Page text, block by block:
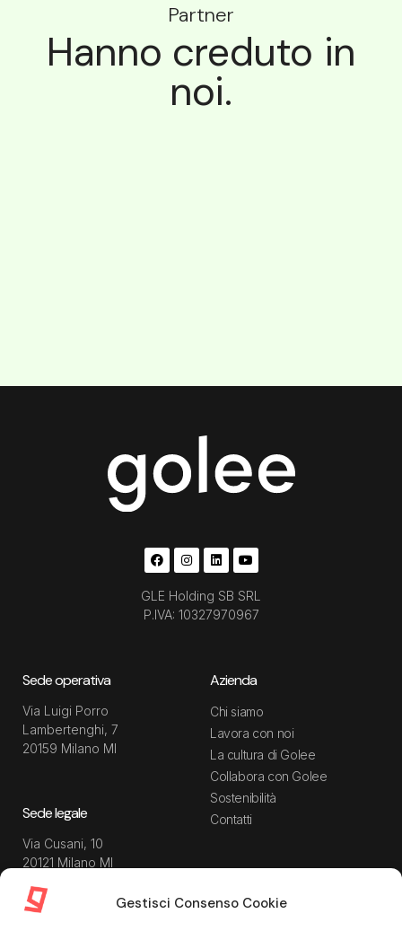
Gestisci Consenso Cookie
Partner
Hanno creduto in
noi.
GLE Holding SB SRL
P.IVA: 10327970967
Sede operativa
Via Luigi Porro
Lambertenghi, 7
20159 Milano MI
Sede legale
Via Cusani, 10
20121 Milano MI
Azienda
Chi siamo
Lavora con noi
La cultura di Golee
Collabora con Golee
Sostenibilità
Contatti